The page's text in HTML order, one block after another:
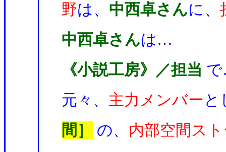
野は、 中西卓さんに、
中西卓さんは…
《小説工房》／担当
元々、 主力メンバー と
間］
の、 内部空間ス